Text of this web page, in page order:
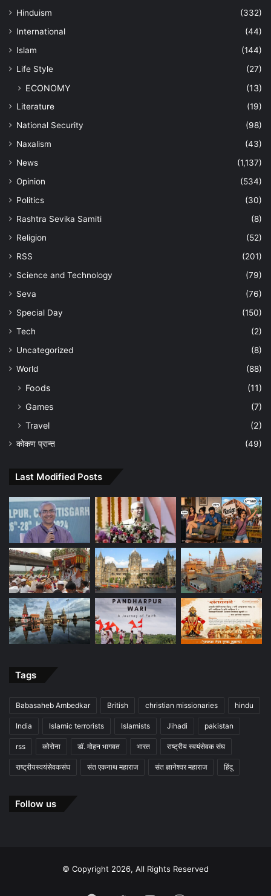
Hinduism
(332)
International
(44)
Islam
(144)
Life Style
(27)
ECONOMY (13)
Literature
(19)
National Security
(98)
Naxalism
(43)
News
(1,137)
Opinion
(534)
Politics
(30)
Rashtra Sevika Samiti
(8)
Religion
(52)
RSS
(201)
Science and Technology
(79)
Seva
(76)
Special Day
(150)
Tech
(2)
Uncategorized
(8)
World
(88)
Foods
(11)
Games
(7)
Travel
(2)
कोकण प्रान्त (49)
Last Modified Posts
Tags
Babasaheb Ambedkar British christian missionaries hindu
India Islamic terrorists Islamists Jihadi pakistan
rss कोरोना डॉ. मोहन भागवत भारत राष्ट्रीय स्वयंसेवक संघ
राष्ट्रीयस्वयंसेवकसंघ संत एकनाथ महाराज संत ज्ञानेश्वर महाराज हिंदू
Follow us
© Copyright 2026, All Rights Reserved